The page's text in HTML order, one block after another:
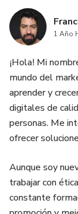
• Imágenes
Además, el libro
desarrollo
concentración,
familiares.
Ideal para:
• Familias con
1 Año
¡Hola! Mi
mundo del
aprender y
digitales de
personas. Me
ofrecer
Aunque soy
trabajar con
constante